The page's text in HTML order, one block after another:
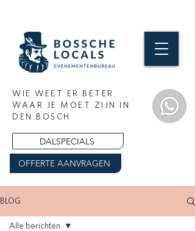
WIE WEET ER BETER
WAAR JE MOET ZIJN IN
DEN BOSCH
DALSPECIALS
OFFERTE AANVRAGEN
BLOG
Alle berichten